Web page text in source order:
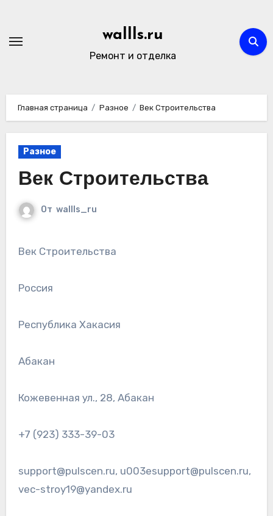
содержимому
wallls.ru
Ремонт и отделка
Главная страница Разное Век Строительства
Разное
Век Строительства
От wallls_ru
Век Строительства
Россия
Республика Хакасия
Абакан
Кожевенная ул., 28, Абакан
+7 (923) 333-39-03
support@pulscen.ru, u003esupport@pulscen.ru,
vec-stroy19@yandex.ru